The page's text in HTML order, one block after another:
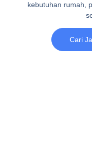
kebutuhan rumah,
Cari